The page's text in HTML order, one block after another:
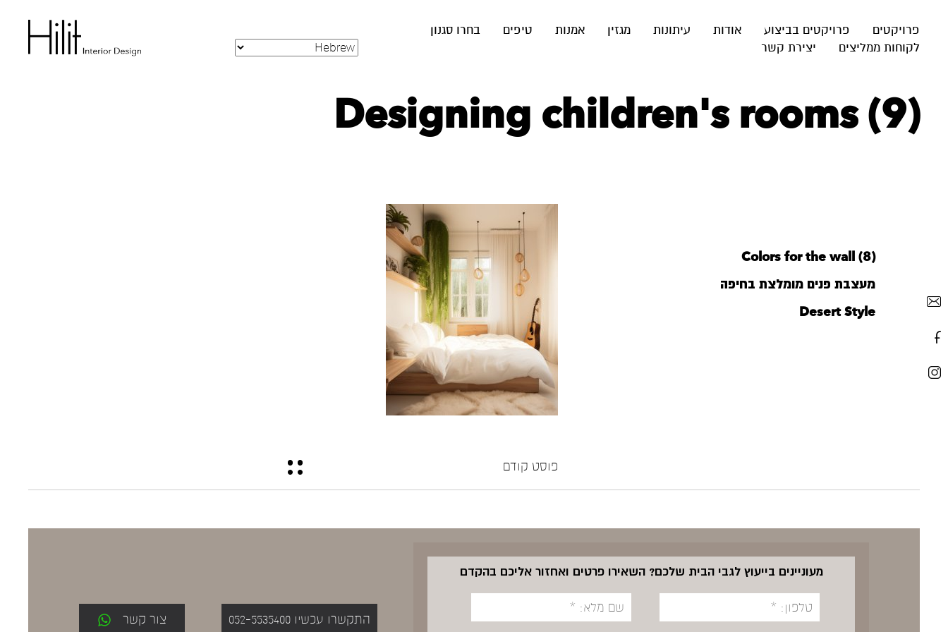
פרויקטים פרויקטים בביצוע אודות עיתונות מגזין אמנות טיפים
בחרו סגנון
לקוחות ממליצים
יצירת קשר
Designing children's rooms (9)
Colors for the wall (8)
מעצבת פנים מומלצת בחיפה
Desert Style
פוסט קודם
מעוניינים בייעוץ לגבי הבית שלכם? השאירו פרטים ואחזור אליכם בהקדם
התקשרו עכשיו 052-5535400 צור קשר